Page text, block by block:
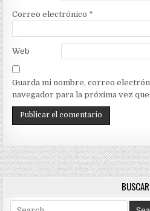
Correo electrónico *
Web
Guarda mi nombre, correo
navegador para la próxima vez
BUSCAR